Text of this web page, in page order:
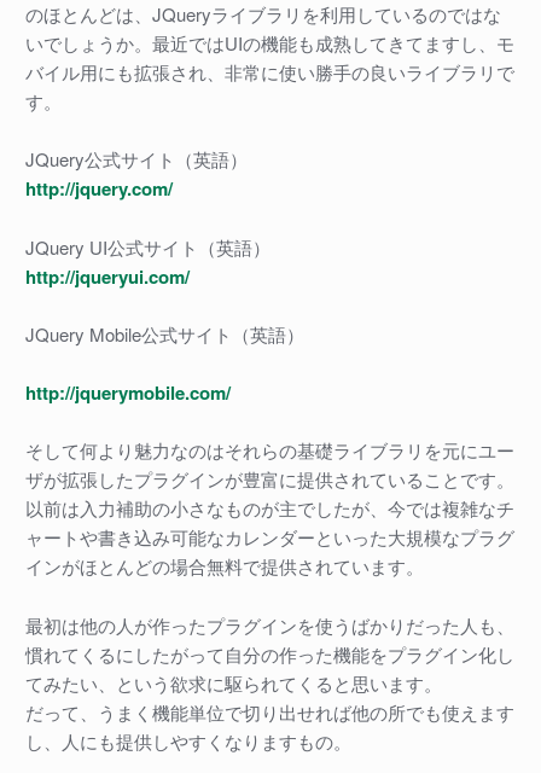
のほとんどは、JQueryライブラリを利用しているのではな
いでしょうか。最近ではUIの機能も成熟してきてますし、モ
バイル用にも拡張され、非常に使い勝手の良いライブラリで
す。
JQuery公式サイト（英語）
http://jquery.com/
JQuery UI公式サイト（英語）
http://jqueryui.com/
JQuery Mobile公式サイト（英語）
http://jquerymobile.com/
そして何より魅力なのはそれらの基礎ライブラリを元にユー
ザが拡張したプラグインが豊富に提供されていることです。
以前は入力補助の小さなものが主でしたが、今では複雑なチ
ャートや書き込み可能なカレンダーといった大規模なプラグ
インがほとんどの場合無料で提供されています。
最初は他の人が作ったプラグインを使うばかりだった人も、
慣れてくるにしたがって自分の作った機能をプラグイン化し
てみたい、という欲求に駆られてくると思います。
だって、うまく機能単位で切り出せれば他の所でも使えます
し、人にも提供しやすくなりますもの。